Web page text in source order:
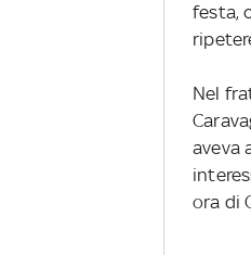
festa,
Nel
aveva
ora di